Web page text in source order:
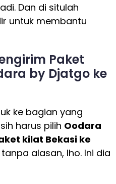
Dan di situlah
untuk membantu
Paket
by Djatgo ke
ke bagian yang
harus pilih Oodara
kilat Bekasi ke
tanpa alasan, lho. Ini dia